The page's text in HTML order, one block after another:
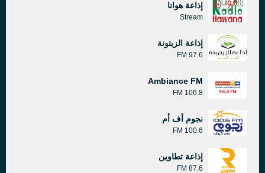
إذاعة هوانا
Stream
إذاعة الزيتونة
97.6 FM
Ambiance FM
106.8 FM
نجوم أف أم
100.6 FM
إذاعة تطاوين
87.6 FM